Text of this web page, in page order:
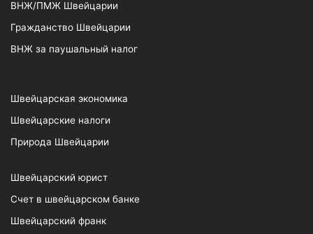
ВНЖ/ПМЖ Швейцарии
Гражданство Швейцарии
ВНЖ за паушальный налог
Швейцарская экономика
Швейцарские налоги
Природа Швейцарии
Швейцарский юрист
Счет в швейцарском банке
Швейцарский франк